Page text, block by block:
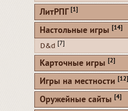
ЛитРПГ [1]
Настольные игры [14]
D&d [7]
Карточные игры [2]
Игры на местности [12]
Оружейные сайты [4]